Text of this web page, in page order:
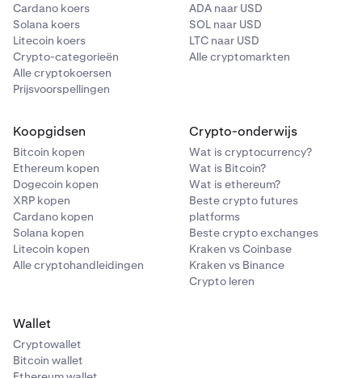
Cardano koers
Solana koers
Litecoin koers
Crypto-categorieën
Alle cryptokoersen
Prijsvoorspellingen
ADA naar USD
SOL naar USD
LTC naar USD
Alle cryptomarkten
Koopgidsen
Bitcoin kopen
Ethereum kopen
Dogecoin kopen
XRP kopen
Cardano kopen
Solana kopen
Litecoin kopen
Alle cryptohandleidingen
Crypto-onderwijs
Wat is cryptocurrency?
Wat is Bitcoin?
Wat is ethereum?
Beste crypto futures
platforms
Beste crypto exchanges
Kraken vs Coinbase
Kraken vs Binance
Crypto leren
Wallet
Cryptowallet
Bitcoin wallet